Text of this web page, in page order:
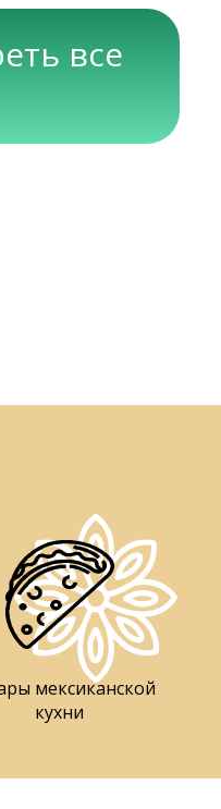
все
мексиканской
кухни